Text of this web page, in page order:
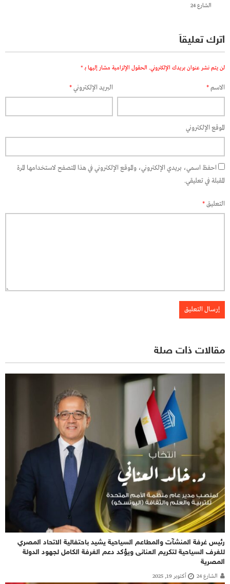
الشارع 24
اترك تعليقاً
لن يتم نشر عنوان بريدك الإلكتروني. الحقول الإلزامية مشار إليها بـ *
الاسم* البريد الإلكتروني*
الموقع الإلكتروني
احفظ اسمي، بريدي الإلكتروني، والموقع الإلكتروني في هذا المتصفح لاستخدامها المرة
المقبلة في تعليقي.
التعليق*
مقالات ذات صلة
رئيس غرفة المنشآت والمطاعم السياحية يشيد باحتفالية الاتحاد المصري
للغرف السياحية لتكريم العنانى ويؤكد دعم الغرفة الكامل لجهود الدولة
المصرية
الشارع 24 أكتوبر 19, 2025